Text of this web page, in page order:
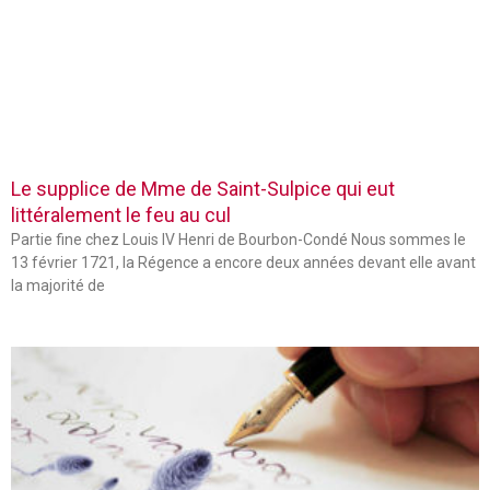
Le supplice de Mme de Saint-Sulpice qui eut
littéralement le feu au cul
Partie fine chez Louis IV Henri de Bourbon-Condé Nous sommes le
13 février 1721, la Régence a encore deux années devant elle avant
la majorité de